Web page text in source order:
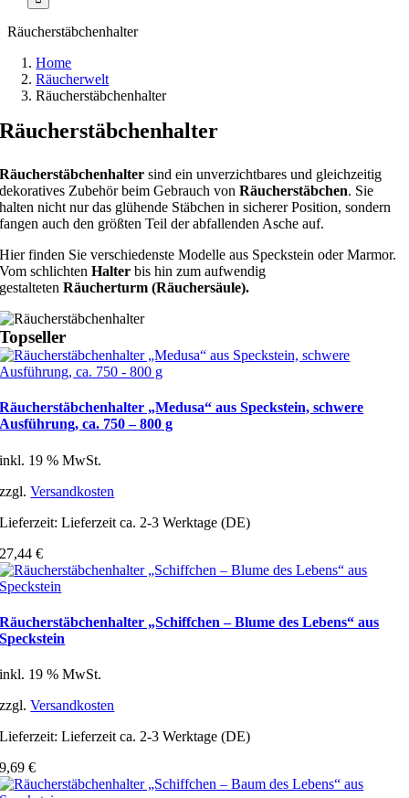
Räucherstäbchenhalter
Home
Räucherwelt
Räucherstäbchenhalter
Räucherstäbchenhalter
Räucherstäbchenhaltersind ein unverzichtbares und gleichzeitig
dekoratives Zubehör beim Gebrauch vonRäucherstäbchen. Sie
halten nicht nur das glühende Stäbchen in sicherer Position, sondern
fangen auch den größten Teil der abfallenden Asche auf.
Hier finden Sie verschiedenste Modelle aus Speckstein oder Marmor.
Vom schlichtenHalter bis hin zum aufwendig
gestaltetenRäucherturm (Räuchersäule).
Topseller
Räucherstäbchenhalter „Medusa“ aus Speckstein, schwere
Ausführung, ca. 750 – 800 g
inkl. 19 % MwSt.
zzgl.Versandkosten
Lieferzeit:Lieferzeit ca. 2-3 Werktage (DE)
27,44€
Räucherstäbchenhalter „Schiffchen – Blume des Lebens“ aus
Speckstein
inkl. 19 % MwSt.
zzgl.Versandkosten
Lieferzeit:Lieferzeit ca. 2-3 Werktage (DE)
9,69€